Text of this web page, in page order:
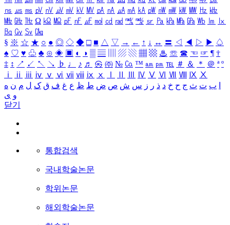
㎱ ㎲ ㎳ ㎴ ㎵ ㎶ ㎷ ㎸ ㎹ ㎀ ㎁ ㎂ ㎃ ㎄ ㎺ ㎻ ㎽ ㎾ ㎿ ㎐ ㎑
㎒ ㎓ ㎔ Ω ㏀ ㏁ ㎊ ㎋ ㎌ ㏖ ㏅ ㎭ ㎮ ㎯ ㏛ ㎩ ㎪ ㎫ ㎬ ㏝ ㏐
㏓
㏃ ㏉ ㏜ ㏆
§ ※ ☆ ★ ○ ● ◎ ◇ ◆ □ ■ △ ▽ → ← ↑ ↓ ↔ 〓 ◁ ◀ ▷ ▶ ♤
♠ ♡ ♥ ♧ ♣ ⊙ ◈ ▣ ◐ ◑ ▒ ▤ ▨ ▧ ▦ ▩ ♨ ☏ ☎ ☜ ☞ ¶ †
‡ ↕ ↗ ↙ ↖ ↘ ♭ ♩ ♪ ♬ ㉿ ㈜ № ㏇ ™ ㏂ ㏘ ℡ ＃ ＆ ＊ ＠ ª º
ⅰ
ⅱ ⅲ ⅳ ⅴ ⅵ ⅶ ⅷ ⅸ ⅹ Ⅳ Ⅴ Ⅵ Ⅶ Ⅷ Ⅸ Ⅹ
ب ت ث ج ح خ د ذ ر ز س ش ص ض ط ظ ع غ ف ق ک ل م ن ه
و ی
닫기
통합검색
국내학술논문
학위논문
해외학술논문